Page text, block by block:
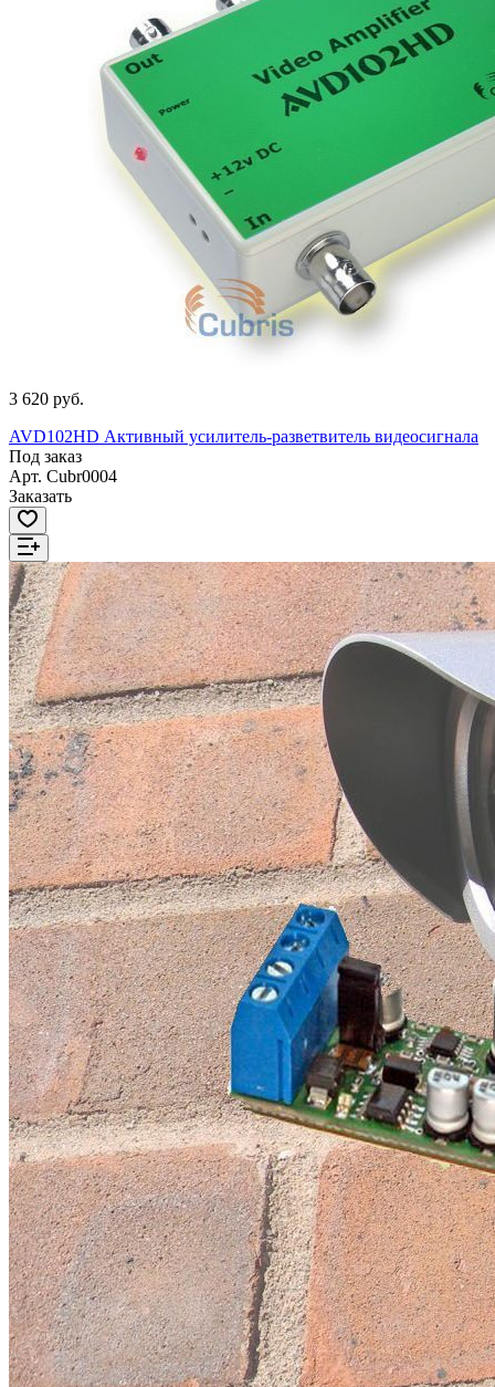
3 620 руб.
AVD102HD Активный усилитель-разветвитель видеосигнала
Под заказ
Арт. Cubr0004
Заказать